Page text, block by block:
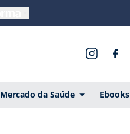
Mercado da Saúde Ebooks